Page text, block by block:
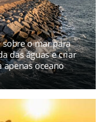
o mar para
das águas e criar
apenas oceano